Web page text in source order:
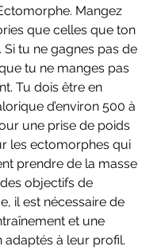
Mangez
que celles que ton
tu ne gagnes pas de
tu ne manges pas
Tu dois être en
d’environ 500 à
une prise de poids
les ectomorphes qui
prendre de la masse
objectifs de
il est nécessaire de
et une
adaptés à leur profil.